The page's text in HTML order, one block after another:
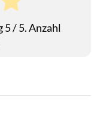
5/ 5. Anzahl